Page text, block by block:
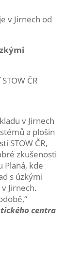
v Jirnech od
ČR
v Jirnech
a plošin
STOW ČR,
zkušenosti
Planá, kde
s úzkými
Jirnech.
centra